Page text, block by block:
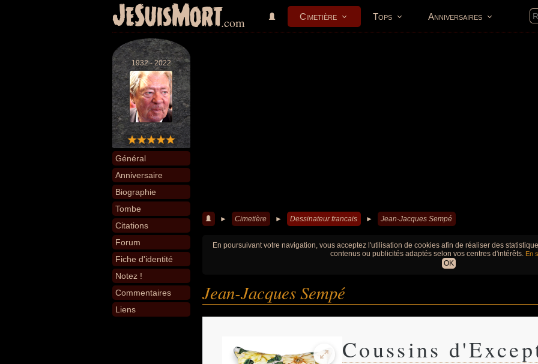
JeSuisMort.com Cimetière Tops Anniversaires
1932 - 2022
Général
Anniversaire
Biographie
Tombe
Citations
Forum
Fiche d'identité
Notez !
Commentaires
Liens
► Cimetière ► Dessinateur francais ► Jean-Jacques Sempé
En poursuivant votre navigation, vous acceptez l'utilisation de cookies afin de réaliser des
contenus ou publicités adaptés selon vos centres d'intérêts. En
OK
Jean-Jacques Sempé
Coussins